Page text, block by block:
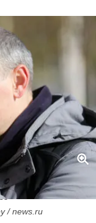
как спастись от
/ news.ru